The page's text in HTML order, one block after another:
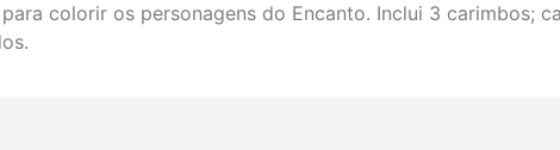
colorir os personagens do Encanto. Inclui 3 carimbos;